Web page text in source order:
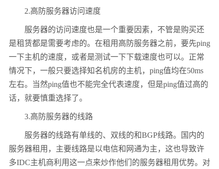
2.高防服务器访问速度
服务器的访问速度也是一个重要因素，不管是购买还
是租赁都是需要考虑的。在租用高防服务器之前，要先ping
一下主机的速度，或者是测试一下下载速度也可以。正常
情况下，一般只要选择知名机房的主机， ping值均在50ms
左右。当然ping值也不能完全代表速度，但是ping值过高的
话，就要慎重选择了。
3.高防服务器的线路
服务器的线路有单线的、双线的和BGP线路。国内的
服务器租用，主要线路是以电信和网通为主，这也导致许
多IDC主机商利用这一点来炒作他们的服务器租用优势。对